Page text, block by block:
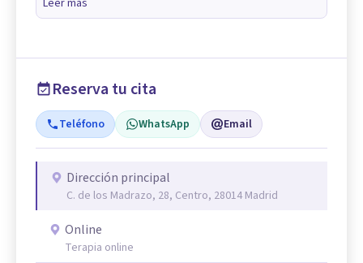
Leer más
Reserva tu cita
Teléfono WhatsApp Email
Dirección principal
C. de los Madrazo, 28, Centro, 28014 Madrid
Online
Terapia online